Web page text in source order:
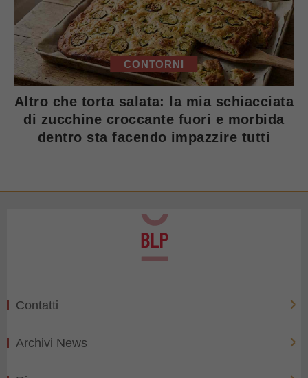
CONTORNI
Altro che torta salata: la mia schiacciata
di zucchine croccante fuori e morbida
dentro sta facendo impazzire tutti
Contatti
Archivi News